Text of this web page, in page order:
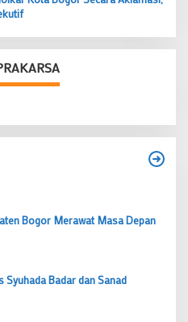
Bogor Merawat Masa Depan
Syuhada Badar dan Sanad